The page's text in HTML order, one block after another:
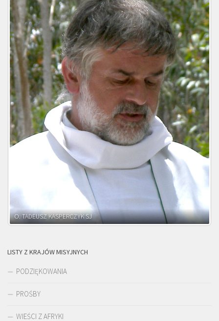
O. ADNRZEJ LEŚNIARA SJ
LISTY Z KRAJÓW MISYJNYCH
PODZIĘKOWANIA
PROŚBY
WIEŚCI Z AFRYKI